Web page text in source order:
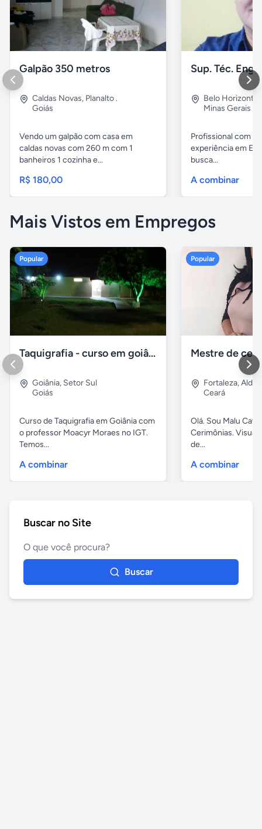
Galpão 350 metros
Caldas Novas, Planalto .
Goiás
Vendo um galpão com casa em
caldas novas com 260 m com 1
banheiros 1 cozinha e...
R$ 180,00
Belo Horizonte
Minas Gerais
Profissional com
experiência em
busca...
A combinar
Mais Vistos em Empregos
Popular
Taquigrafia - curso em goiânia - goiás
Goiânia, Setor Sul
Goiás
Curso de Taquigrafia em Goiânia com
o professor Moacyr Moraes no IGT.
Temos...
A combinar
Popular
Fortaleza,
Ceará
Olá. Sou Malu
Cerimônias.
de...
A combinar
Buscar no Site
Buscar